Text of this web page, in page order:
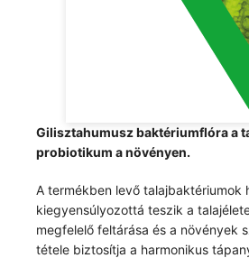
Gilisztahumusz baktériumflóra a
probiotikum a növényen.
A termékben levő talajbaktériumok
kiegyensúlyozottá teszik a
megfelelő feltárása és a növények
tétele biztosítja a harmonikus